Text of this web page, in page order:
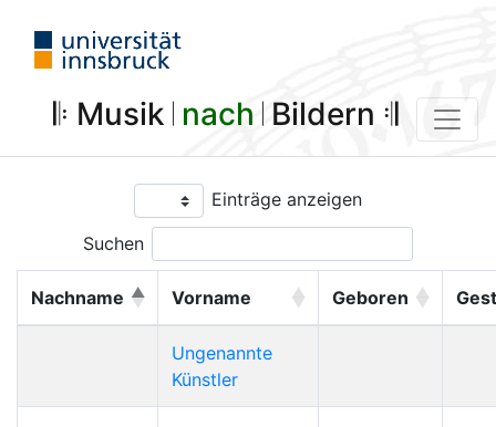
𝄆 Musik 𝄀 nach 𝄀 Bildern 𝄇
Einträge anzeigen
Suchen
Nachname Vorname Geboren
Ungenannte
Künstler